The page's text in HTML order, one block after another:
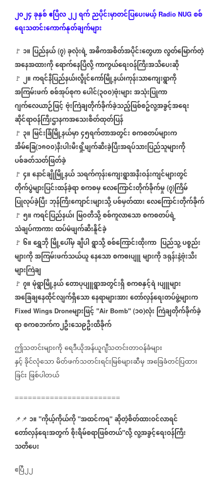
၂၀၂၄ခုနှစ်ဧပြီလ၂၂ရက်ညပိုင်းမှာတင်ပြပေးမယ့် Radio NUG စစ်
ရေးသတင်းကောက်နုတ်ချက်များ
🚩 ၁။ ပြည်နယ် (၇) ခုလုံးရဲ့အဓိကအစိတ်အပိုင်းတွေဟာလွတ်မြောက်တဲ့
အနေအထားကိုရောက်နေပြီလို့ကာကွယ်ရေးဝန်ကြီးအသိပေးဆို
🚩 ၂။ကရင်နီပြည်နယ်၊လွိုင်ကော်မြို့နယ်၊ကုန်းသာကျေးရွာကို
အကြမ်းဖက်စစ်အုပ်စုကပေါင်(၃၀၀)ဗုံးများအသုံးပြုကာ
ဂျက်လေယာဉ်ဖြင့်ဗုံးကြဲချတိုက်ခိုက်ခဲ့သည့်ဖြစ်စဥ်လူ့အခွင့်အရေး
ဆိုင်ရာဝန်ကြီးဌာနကအသေးစိတ်ထုတ်ပြန်
🚩 ၃။ မြင်းခြံမြို့နယ်မှာ၄၅ရက်တာအတွင်းစကစတပ်များက
အိမ်ခြေ(၁၈၀၀)နီးပါးမီးရှို့ဖျက်ဆီးခဲ့ပြီးအရပ်သားပြည်သူများကို
ပစ်ခတ်သတ်ဖြတ်ခဲ့
🚩 ၄။နောင်ချိုမြို့နယ်သရက်ကုန်းကျေးရွာအနီးဝန်းကျင်များတွင်
တိုက်ပွဲများပြင်းထန်ခဲ့ရာစကစမှလေကြောင်းတိုက်ခိုက်မှု (၇)ကြိမ်
ပြုလုပ်ခဲ့ပြီးဘုန်ကြီးကျောင်းများသို့ပစ်မှတ်ထားလေကြောင်းတိုက်ခိုက်
🚩 ၅။ကရင်ပြည်နယ်၊ မြ၀တီသို့စစ်ကူလာသောစကစတပ်ရဲ့
သံချပ်ကာကားထပ်မံဖျက်ဆီးနိူင်ခဲ့
🚩 ၆။ရွှေဘိုမြို့ပေါ်မှချီပါရွာသို့စစ်ကြောင်းထိုးကာ ပြည်သူ့ပစ္စည်း
များကိုအကြမ်းဖက်သယ်ယူနေသောစကစ၊ပျူများကိုဒရုန်းနဲ့ဗုံးသီး
များကြဲချ
🚩 ၇။မုံရွာမြို့နယ်တောပုပျူရွာအတွင်းရှိစကစနှင့်ရဲ ၊ပျူများ
အခြေချနေထိုင်လျက်ရှိသောနေရာများအားတော်လှန်ရေးတပ်ဖွဲ့များက
Fixed Wings Droneများဖြင့် ''Air Bomb'' (၁၀)လုံး ကြဲချတိုက်ခိုက်ခဲ့
ရာစကစဘက်က၂ဦးသေ၉ဦးထိခိုက်
ဤသတင်းများကိုရေဒီယိုအန်ယူဂျီသတင်းတာဝန်ခံများ
နှင့်ခိုင်လုံသောမိတ်ဖက်သတင်းရင်းမြစ်များဆီမှအခြေခံတင်ပြထား
ခြင်း ဖြစ်ပါတယ်
========================
📌📌 ၁။ "ကိုယ့်ကိုယ်ကို "အထင်ကရ" ဆိုတဲ့စိတ်ထားဝင်လာရင်
တော်လှန်ရေးအတွက်စိုးရိမ်စရာဖြစ်တယ်"လို့လူ့အခွင့်ရေးဝန်ကြီး
သတိပေး
ဧပြီ၂၂